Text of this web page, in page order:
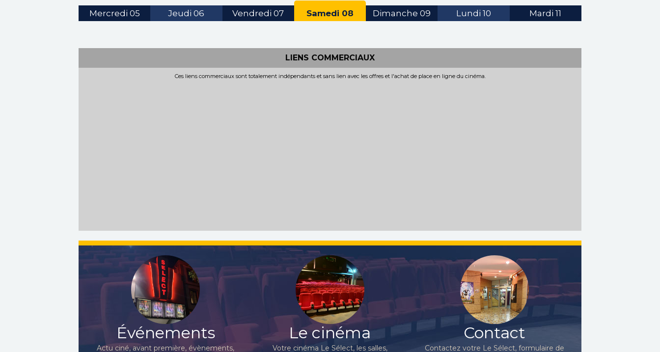
Mercredi 05 Jeudi 06 Vendredi 07 Samedi 08 Dimanche 09 Lundi 10 Mardi 11
LIENS COMMERCIAUX
Ces liens commerciaux sont totalement indépendants et sans lien avec les offres et l'achat de place en ligne du cinéma.
Événements
Actu ciné, avant première, évènements,
Le cinéma
Votre cinéma Le Sélect, les salles,
Contact
Contactez votre Le Sélect, formulaire de